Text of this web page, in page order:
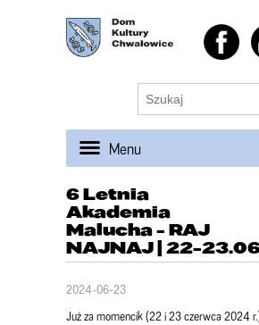
Menu
6 Letnia
Akademia
Malucha - RAJ
NAJNAJ | 22-
2024-06-23
Już za momencik (22 i 23 czerwca 2024